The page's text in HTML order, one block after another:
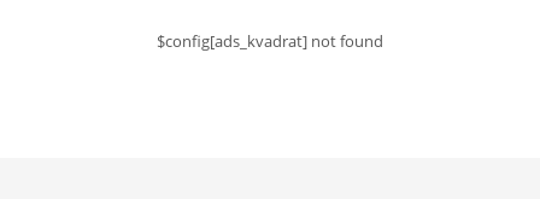
$config[ads_kvadrat] not found